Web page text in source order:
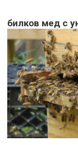
билков мед с